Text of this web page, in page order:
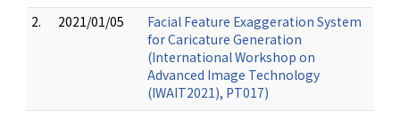
2.
2021/01/05
Facial Feature Exaggeration System
for Caricature Generation
(International Workshop on
Advanced Image Technology
(IWAIT2021), PT017)